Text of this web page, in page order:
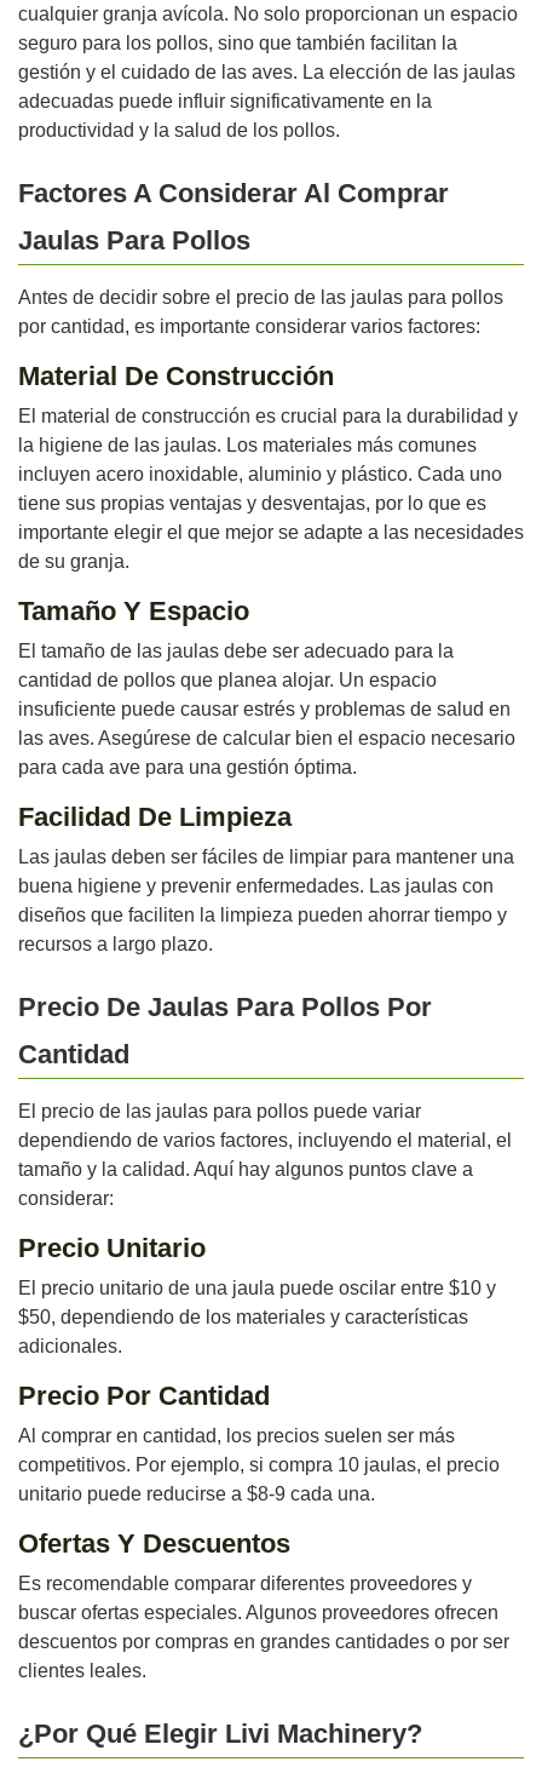
cualquier granja avícola. No solo proporcionan un espacio
seguro para los pollos, sino que también facilitan la
gestión y el cuidado de las aves. La elección de las jaulas
adecuadas puede influir significativamente en la
productividad y la salud de los pollos.
Factores A Considerar Al Comprar
Jaulas Para Pollos
Antes de decidir sobre el precio de las jaulas para pollos
por cantidad, es importante considerar varios factores:
Material De Construcción
El material de construcción es crucial para la durabilidad y
la higiene de las jaulas. Los materiales más comunes
incluyen acero inoxidable, aluminio y plástico. Cada uno
tiene sus propias ventajas y desventajas, por lo que es
importante elegir el que mejor se adapte a las necesidades
de su granja.
Tamaño Y Espacio
El tamaño de las jaulas debe ser adecuado para la
cantidad de pollos que planea alojar. Un espacio
insuficiente puede causar estrés y problemas de salud en
las aves. Asegúrese de calcular bien el espacio necesario
para cada ave para una gestión óptima.
Facilidad De Limpieza
Las jaulas deben ser fáciles de limpiar para mantener una
buena higiene y prevenir enfermedades. Las jaulas con
diseños que faciliten la limpieza pueden ahorrar tiempo y
recursos a largo plazo.
Precio De Jaulas Para Pollos Por
Cantidad
El precio de las jaulas para pollos puede variar
dependiendo de varios factores, incluyendo el material, el
tamaño y la calidad. Aquí hay algunos puntos clave a
considerar:
Precio Unitario
El precio unitario de una jaula puede oscilar entre $10 y
$50, dependiendo de los materiales y características
adicionales.
Precio Por Cantidad
Al comprar en cantidad, los precios suelen ser más
competitivos. Por ejemplo, si compra 10 jaulas, el precio
unitario puede reducirse a $8-9 cada una.
Ofertas Y Descuentos
Es recomendable comparar diferentes proveedores y
buscar ofertas especiales. Algunos proveedores ofrecen
descuentos por compras en grandes cantidades o por ser
clientes leales.
¿Por Qué Elegir Livi Machinery?